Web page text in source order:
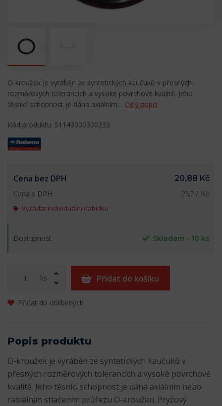
O-kroužek je vyráběn ze syntetických kaučuků v přesných
rozměrových tolerancích a vysoké povrchové kvalitě. Jeho
těsnicí schopnost je dána axiálním… Celý popis
Kód produktu: 51143000300233
Cena bez DPH
20,88 Kč
Cena s DPH
25,27 Kč
Vyžádat individuální nabídku
Dostupnost Skladem - 10 ks
ks Přidat do košíku
Přidat do oblíbených
Popis produktu
O-kroužek je vyráběn ze syntetických kaučuků v
přesných rozměrových tolerancích a vysoké povrchové
kvalitě. Jeho těsnicí schopnost je dána axiálním nebo
radiálním stlačením průřezu O-kroužku. Pryžový